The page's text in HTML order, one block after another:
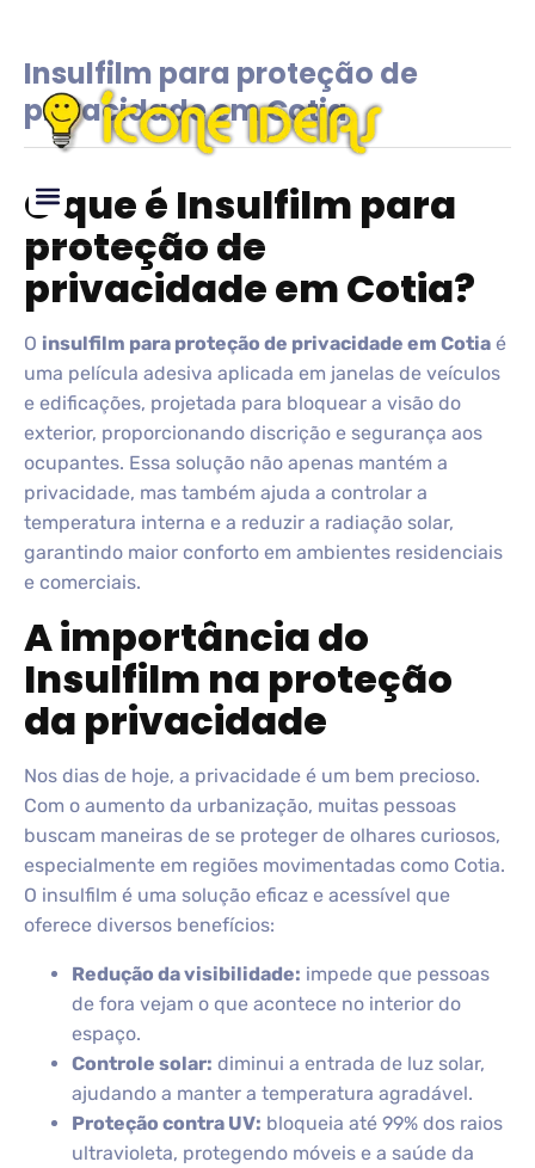
Insulfilm para proteção de
privacidade em Cotia
O que é Insulfilm para
proteção de
privacidade em Cotia?
O insulfilm para proteção de privacidade em Cotia é
uma película adesiva aplicada em janelas de veículos
e edificações, projetada para bloquear a visão do
exterior, proporcionando discrição e segurança aos
ocupantes. Essa solução não apenas mantém a
privacidade, mas também ajuda a controlar a
temperatura interna e a reduzir a radiação solar,
garantindo maior conforto em ambientes residenciais
e comerciais.
A importância do
Insulfilm na proteção
da privacidade
Nos dias de hoje, a privacidade é um bem precioso.
Com o aumento da urbanização, muitas pessoas
buscam maneiras de se proteger de olhares curiosos,
especialmente em regiões movimentadas como Cotia.
O insulfilm é uma solução eficaz e acessível que
oferece diversos benefícios:
Redução da visibilidade: impede que pessoas
de fora vejam o que acontece no interior do
espaço.
Controle solar: diminui a entrada de luz solar,
ajudando a manter a temperatura agradável.
Proteção contra UV: bloqueia até 99% dos raios
ultravioleta, protegendo móveis e a saúde da